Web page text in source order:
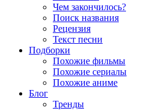
Чем закончилось?
Поиск названия
Рецензия
Текст песни
Подборки
Похожие фильмы
Похожие сериалы
Похожие аниме
Блог
Тренды